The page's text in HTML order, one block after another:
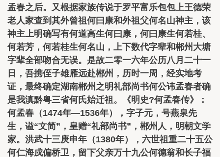
孟春之后。又根据家族传说于罗平富乐包包上王德荣
老人家查到其外曾祖何曰康和外祖父何名山神主，该
神主上明确写有何道高生何曰康，何曰康生何若桂、
何若芳，何若桂生何名山，上下数代字辈和郴州大塘
字辈全部吻合无误。是故二零一六年公历八月二十一
日，吾携侄子雄雁远赴郴州，历时一周，经实地考
证，最终确定湖南郴州之明礼部尚书何公讳孟春者确
是我滇黔粤三省何氏始迁祖。《明史?何孟春传》：
何孟春（1474年—1536年），字子元，号燕泉先
生，谥“文简”，皇赠“礼部尚书”，郴州人，明朝文学
家。洪武十三庚申年（1380年），六世祖重二十五公
何仁海戍偏桥卫，留下父亲万十九公何德翁和长子福